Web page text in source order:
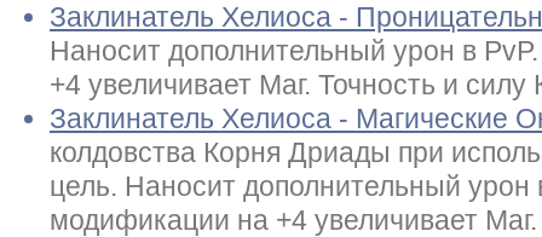
Заклинатель Хелиоса -
Наносит дополнительный урон в
+4 увеличивает Маг. Точность и силу
Заклинатель Хелиоса - Магические
колдовства Корня Дриады при
цель. Наносит дополнительный урон
модификации на +4 увеличивает Маг.